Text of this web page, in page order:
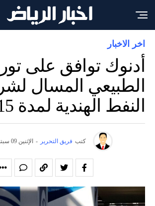
اخر الاخبار
أدنوك توافق على
الطبيعي المسال
النفط الهندية لمدة 15 عاما
كتب فريق التحرير - الإثنين 09 سبتمبر 9:42 م